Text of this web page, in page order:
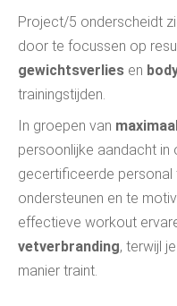
Project/5 onderscheidt
door te focussen op
gewichtsverlies en
trainingstijden.
In groepen van
persoonlijke aandacht in
gecertificeerde personal
ondersteunen en te
effectieve workout
vetverbranding, terwijl
manier traint.